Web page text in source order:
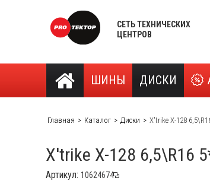
СЕТЬ ТЕХНИЧЕСКИХ
ЦЕНТРОВ
ШИНЫ ДИСКИ
Главная Каталог Диски X'trike X-128
X'trike X-128 6,5\R16
Артикул: